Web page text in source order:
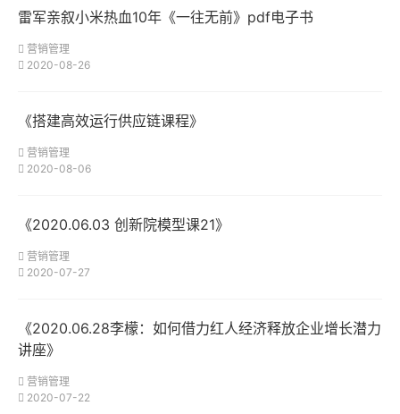
雷军亲叙小米热血10年《一往无前》pdf电子书
营销管理
2020-08-26
《搭建高效运行供应链课程》
营销管理
2020-08-06
《2020.06.03 创新院模型课21》
营销管理
2020-07-27
《2020.06.28李檬：如何借力红人经济释放企业增长潜力
讲座》
营销管理
2020-07-22